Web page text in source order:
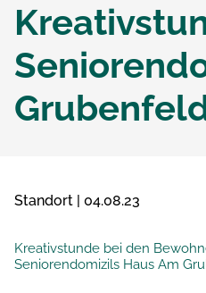
Standort | 04.08.23
Kreativstunde bei den
Seniorendomizils Haus Am